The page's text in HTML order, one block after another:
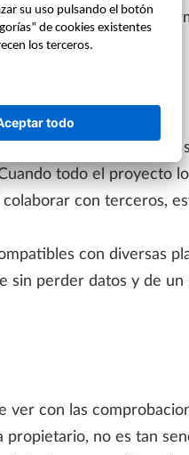
en una misma
cuando se trabaja con
todo el proyecto
con terceros,
con diversas
sin perder datos y de
ver con las
no es tan